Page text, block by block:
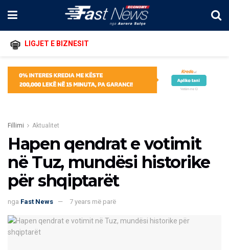
LIGJET E BIZNESIT
Fillimi Aktualitet
Hapen qendrat e votimit
në Tuz, mundësi historike
për shqiptarët
nga Fast News 7 years më parë